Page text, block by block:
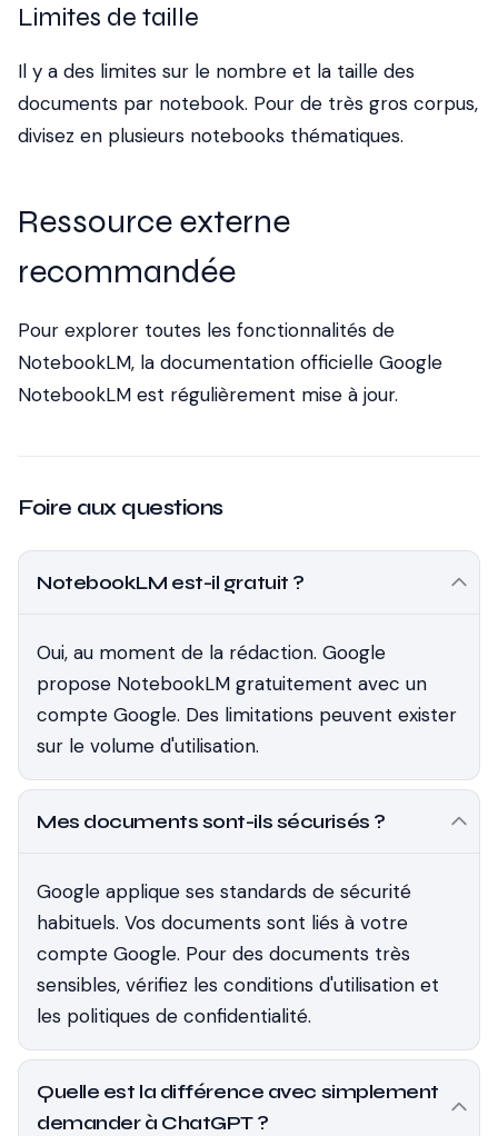
Limites de taille
Il y a des limites sur le nombre et la taille des
documents par notebook. Pour de très gros corpus,
divisez en plusieurs notebooks thématiques.
Ressource externe
recommandée
Pour explorer toutes les fonctionnalités de
NotebookLM, la documentation officielle Google
NotebookLM est régulièrement mise à jour.
Foire aux questions
NotebookLM est-il gratuit ?
Oui, au moment de la rédaction. Google
propose NotebookLM gratuitement avec un
compte Google. Des limitations peuvent exister
sur le volume d'utilisation.
Mes documents sont-ils sécurisés ?
Google applique ses standards de sécurité
habituels. Vos documents sont liés à votre
compte Google. Pour des documents très
sensibles, vérifiez les conditions d'utilisation et
les politiques de confidentialité.
Quelle est la différence avec simplement
demander à ChatGPT ?